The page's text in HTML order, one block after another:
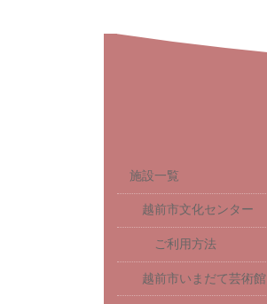
施設一覧
越前市文化センター
ご利用方法
越前市いまだて芸術館